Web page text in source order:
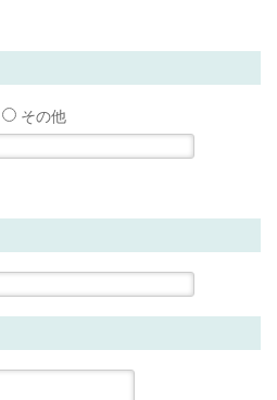
その他